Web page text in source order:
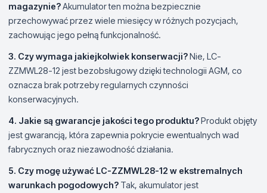
magazynie?Akumulator ten można bezpiecznie
przechowywać przez wiele miesięcy w różnych pozycjach,
zachowując jego pełną funkcjonalność.
3. Czy wymaga jakiejkolwiek konserwacji?Nie, LC-
ZZMWL28-12 jest bezobsługowy dzięki technologii AGM, co
oznacza brak potrzeby regularnych czynności
konserwacyjnych.
4. Jakie są gwarancje jakości tego produktu?Produkt objęty
jest gwarancją, która zapewnia pokrycie ewentualnych wad
fabrycznych oraz niezawodność działania.
5. Czy mogę używać LC-ZZMWL28-12 w ekstremalnych
warunkach pogodowych? Tak, akumulator jest